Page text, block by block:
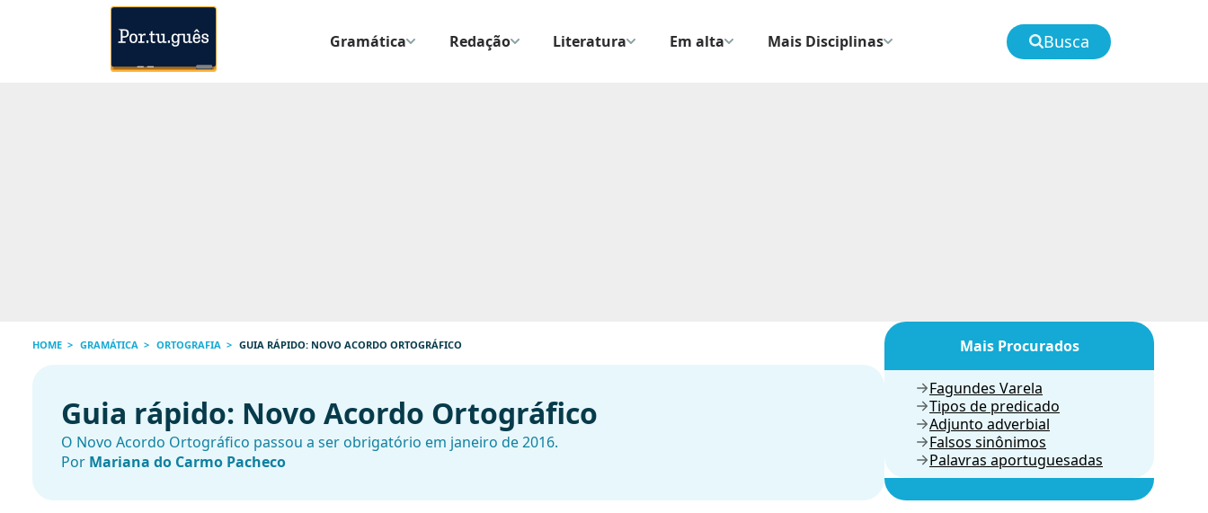
Gramática Redação Literatura Em alta Mais Disciplinas Busca
HOME GRAMÁTICA ORTOGRAFIA GUIA RÁPIDO: NOVO ACORDO ORTOGRÁFICO
Guia rápido: Novo Acordo Ortográfico
O Novo Acordo Ortográfico passou a ser obrigatório em janeiro de 2016.
Por Mariana do Carmo Pacheco
Mais Procurados
Fagundes Varela
Tipos de predicado
Adjunto adverbial
Falsos sinônimos
Palavras aportuguesadas